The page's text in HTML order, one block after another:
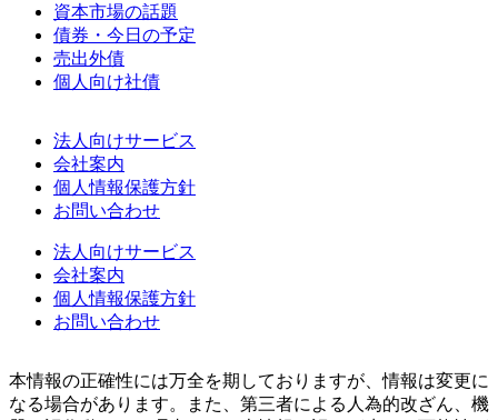
資本市場の話題
債券・今日の予定
売出外債
個人向け社債
法人向けサービス
会社案内
個人情報保護方針
お問い合わせ
法人向けサービス
会社案内
個人情報保護方針
お問い合わせ
本情報の正確性には万全を期しておりますが、情報は変更に
なる場合があります。また、第三者による人為的改ざん、機